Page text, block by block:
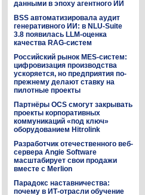
данными в эпоху агентного ИИ
BSS автоматизировала аудит
генеративного ИИ: в NLU-Suite
3.8 появилась LLM-оценка
качества RAG-систем
Российский рынок MES-систем:
цифровизация производства
ускоряется, но предприятия по-
прежнему делают ставку на
пилотные проекты
Партнёры OCS смогут закрывать
проекты корпоративных
коммуникаций «под ключ»
оборудованием Hitrolink
Разработчик отечественного веб-
сервера Angie Software
масштабирует свои продажи
вместе с Merlion
Парадокс наставничества:
почему в ИТ-отрасли обучение